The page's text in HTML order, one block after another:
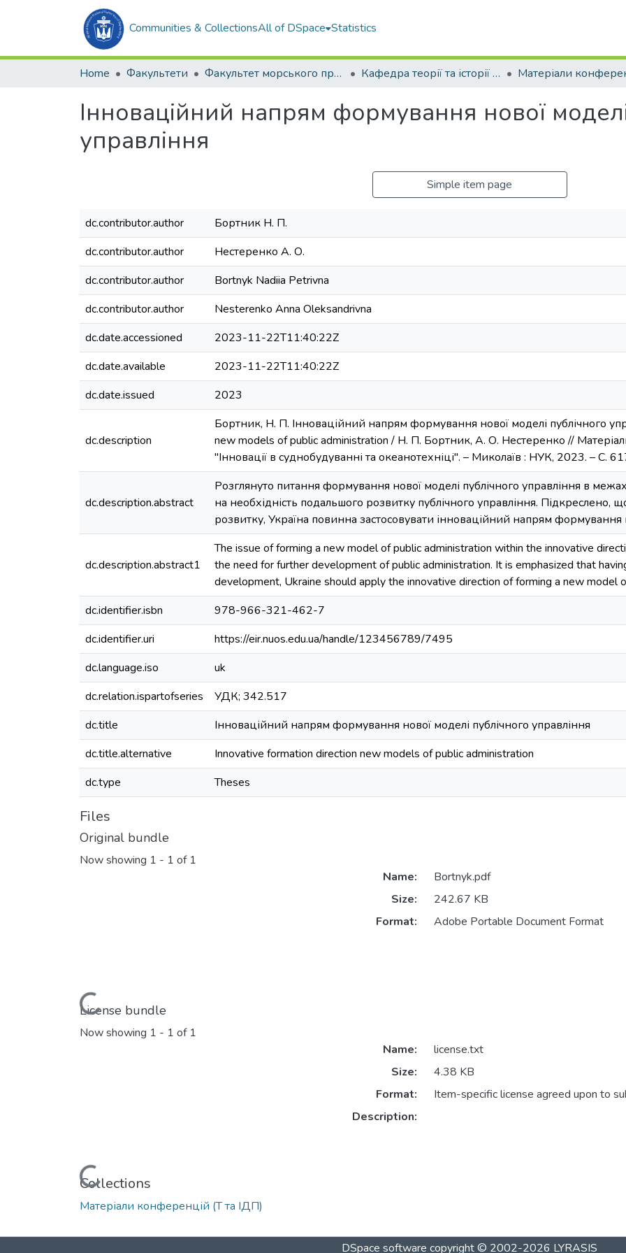
Communities & CollectionsAll of DSpace Statistics
Home Факультети Факультет морського права (ФМП) Кафедра теорії та історії держави та права (Т та ІДП)
Інноваційний напрям формування нової
управління
Simple item page
dc.contributor.author
Бортник Н. П.
dc.contributor.author
Нестеренко А. О.
dc.contributor.author
Bortnyk Nadiia Petrivna
dc.contributor.author
Nesterenko Anna Oleksandrivna
dc.date.accessioned
2023-11-22T11:40:22Z
dc.date.available
2023-11-22T11:40:22Z
dc.date.issued
2023
dc.description
Бортник, Н. П. Інноваційний напрям формування нової моделі публічного
new models of public administration / Н. П. Бортник, А. О. Нестеренко //
"Інновації в суднобудуванні та океанотехніці". – Миколаїв : НУК, 2023. – С.
dc.description.abstract
Розглянуто питання формування нової моделі публічного управління в
на необхідність подальшого розвитку публічного управління.
розвитку, Україна повинна застосовувати інноваційний напрям формування
dc.description.abstract1
The issue of forming a new model of public administration within the innovative
the need for further development of public administration. It is emphasized that
development, Ukraine should apply the innovative direction of forming a new model
dc.identifier.isbn
978-966-321-462-7
dc.identifier.uri
https://eir.nuos.edu.ua/handle/123456789/7495
dc.language.iso
uk
dc.relation.ispartofseries
УДК; 342.517
dc.title
Інноваційний напрям формування нової моделі публічного управління
dc.title.alternative
Innovative formation direction new models of public administration
dc.type
Theses
Files
Original bundle
Now showing 1 - 1 of 1
Loading...
Name:
Bortnyk.pdf
Size:
242.67 KB
Format:
Adobe Portable Document Format
License bundle
Now showing 1 - 1 of 1
Loading...
Name:
license.txt
Size:
4.38 KB
Format:
Item-specific license agreed upon to
Description:
Collections
Матеріали конференцій (Т та ІДП)
DSpace software copyright © 2002-2026 LYRASIS